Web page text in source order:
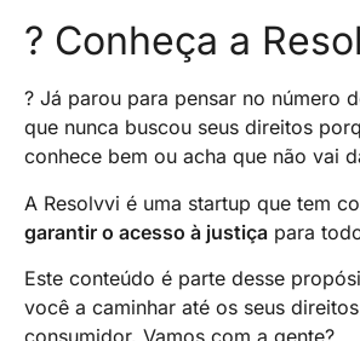
? Conheça a
? Já parou para pensar no número
que nunca buscou seus direitos
conhece bem ou acha que não vai
A Resolvvi é uma startup que tem
garantir o acesso à justiça para
Este conteúdo é parte desse
você a caminhar até os seus
consumidor. Vamos com a gente?